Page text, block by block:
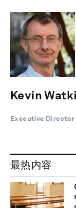
Kevin
Executive Director
最热内容